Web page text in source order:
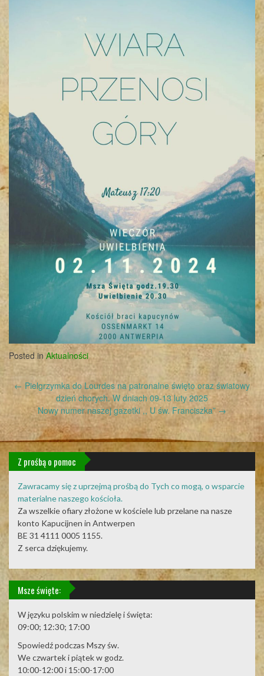
Posted in Aktualności
Post
navigation
← Pielgrzymka do Lourdes na patronalne święto oraz światowy
dzień chorych. W dniach 09-13 luty 2025
Nowy numer naszej gazetki ,, U św. Franciszka”→
Z prośbą o pomoc
Zawracamy się z uprzejmą prośbą do Tych co mogą, o wsparcie
materialne naszego kościoła.
Za wszelkie ofiary złożone w kościele lub przelane na nasze
konto Kapucijnen in Antwerpen
BE 31 4111 0005 1155.
Z serca dziękujemy.
Msze święte:
W języku polskim w niedzielę i święta:
09:00; 12:30; 17:00
Spowiedź podczas Mszy św.
We czwartek i piątek w godz.
10:00-12:00 i 15:00-17:00